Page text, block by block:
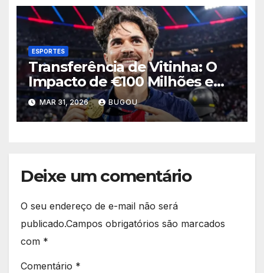
ESPORTES
Transferência de Vitinha: O
Impacto de €100 Milhões em
2026
MAR 31, 2026 BUGOU
Deixe um comentário
O seu endereço de e-mail não será
publicado.Campos obrigatórios são marcados
com *
Comentário *